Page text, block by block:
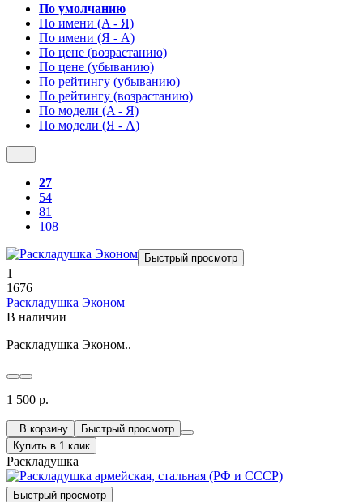
По умолчанию
По имени (A - Я)
По имени (Я - A)
По цене (возрастанию)
По цене (убыванию)
По рейтингу (убыванию)
По рейтингу (возрастанию)
По модели (A - Я)
По модели (Я - A)
27
54
81
108
Быстрый просмотр
1
1676
Раскладушка Эконом
В наличии
Раскладушка Эконом..
1 500 р.
В корзину
Быстрый просмотр
Купить в 1 клик
Раскладушка
Быстрый просмотр